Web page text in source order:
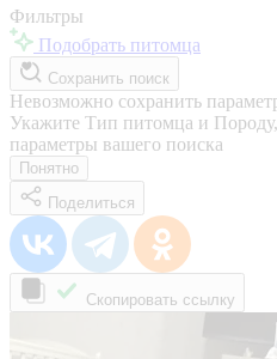
Фильтры
Подобрать питомца
Сохранить поиск
Невозможно сохранить
Укажите Тип питомца и
параметры вашего поиска
Понятно
Поделиться
Скопировать ссылку